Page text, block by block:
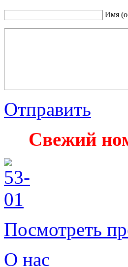
Имя
Отправить
Свежий
Посмотреть
О нас